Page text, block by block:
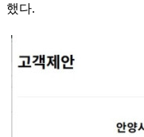
했다.